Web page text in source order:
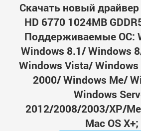
Скачать новый
HD 6770 1024MB
Поддерживаемые ОС:
Windows 8.1/ Windows
Windows Vista/
2000/ Windows Me/
Windows
2012/2008/2003/XP/
Mac OS X+;